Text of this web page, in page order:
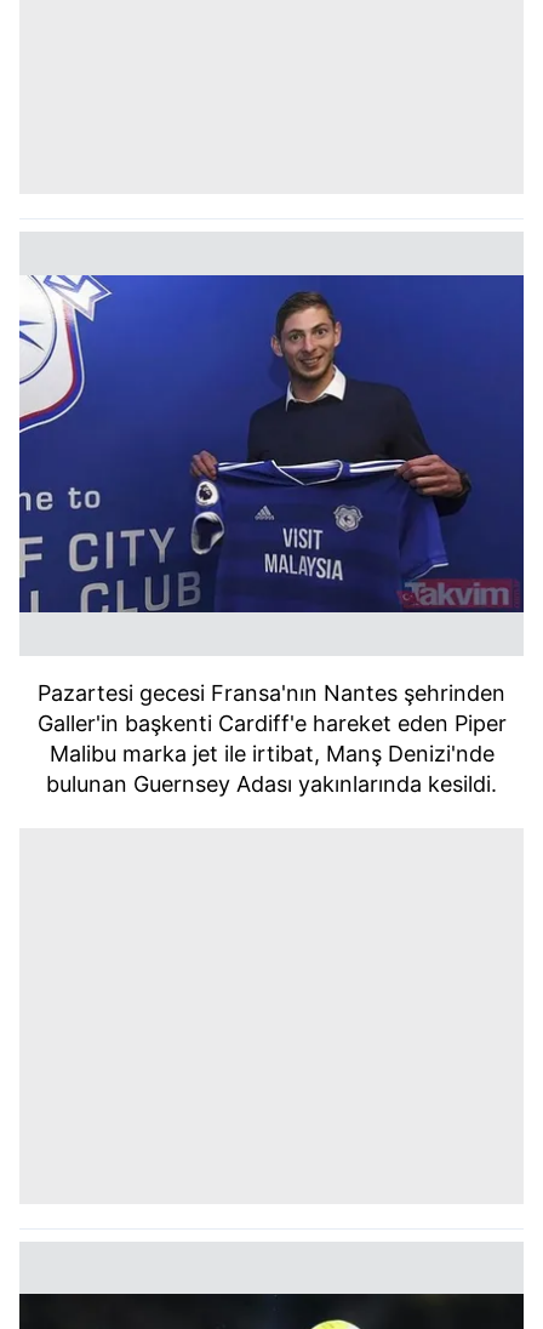
Pazartesi gecesi Fransa'nın Nantes şehrinden
Galler'in başkenti Cardiff'e hareket eden Piper
Malibu marka jet ile irtibat, Manş Denizi'nde
bulunan Guernsey Adası yakınlarında kesildi.